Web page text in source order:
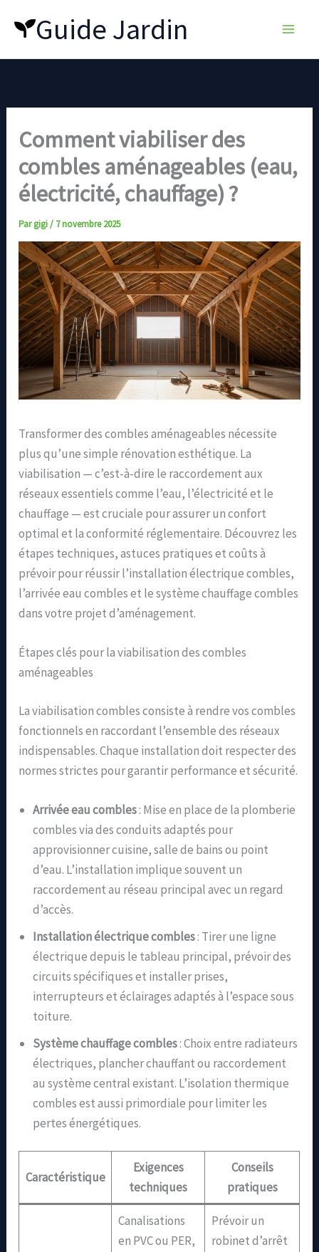
Guide Jardin
Comment viabiliser des
combles aménageables (eau,
électricité, chauffage) ?
Pargigi/ 7 novembre 2025
Transformer des combles aménageables nécessite
plus qu’une simple rénovation esthétique. La
viabilisation — c’est-à-dire le raccordement aux
réseaux essentiels comme l’eau, l’électricité et le
chauffage — est cruciale pour assurer un confort
optimal et la conformité réglementaire. Découvrez les
étapes techniques, astuces pratiques et coûts à
prévoir pour réussir l’installation électrique combles,
l’arrivée eau combles et le système chauffage combles
dans votre projet d’aménagement.
Étapes clés pour la viabilisation des combles
aménageables
La viabilisation combles consiste à rendre vos combles
fonctionnels en raccordant l’ensemble des réseaux
indispensables. Chaque installation doit respecter des
normes strictes pour garantir performance et sécurité.
Arrivée eau combles: Mise en place de la plomberie
combles via des conduits adaptés pour
approvisionner cuisine, salle de bains ou point
d’eau. L’installation implique souvent un
raccordement au réseau principal avec un regard
d’accès.
Installation électrique combles: Tirer une ligne
électrique depuis le tableau principal, prévoir des
circuits spécifiques et installer prises,
interrupteurs et éclairages adaptés à l’espace sous
toiture.
Système chauffage combles: Choix entre radiateurs
électriques, plancher chauffant ou raccordement
au système central existant. L’isolation thermique
combles est aussi primordiale pour limiter les
pertes énergétiques.
Caractéristique
Exigences
techniques
Conseils
pratiques
Canalisations
en PVC ou PER,
Prévoir un
robinet d’arrêt